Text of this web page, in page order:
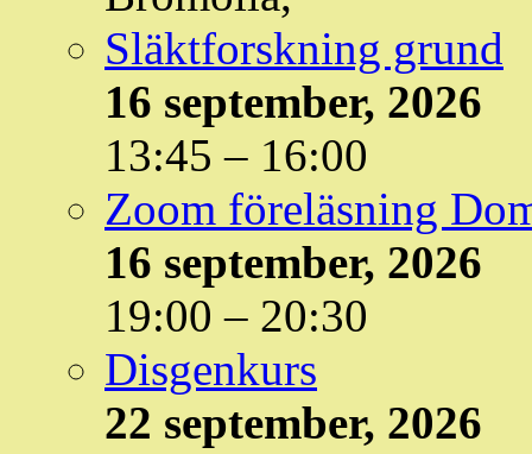
Släktforskning grund
16 september, 2026
13:45 – 16:00
Zoom föreläsning
16 september, 2026
19:00 – 20:30
Disgenkurs
22 september, 2026